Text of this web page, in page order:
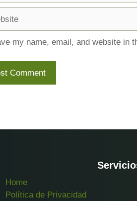
my name, email, and website in
Home
Política de Privacidad